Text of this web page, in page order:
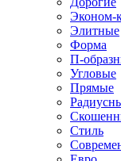
Эконом-
Элитные
Форма
П-
Угловые
Прямые
Стиль